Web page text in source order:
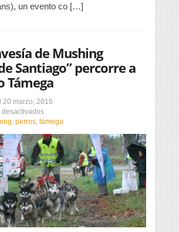
un evento co […]
de Mushing
Santiago” percorre a
Támega
20 marzo, 2016
en
A
Travesía
de
Mushing
Camino
de
Santiago”
percorre
a
Ecovía
, perros, támega